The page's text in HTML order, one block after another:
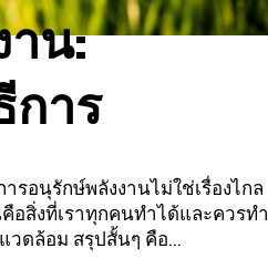
าน:
การ
สิ่งที่เราทุกคนทำได้และควรทำ
วดล้อม สรุปสั้นๆ คือ...